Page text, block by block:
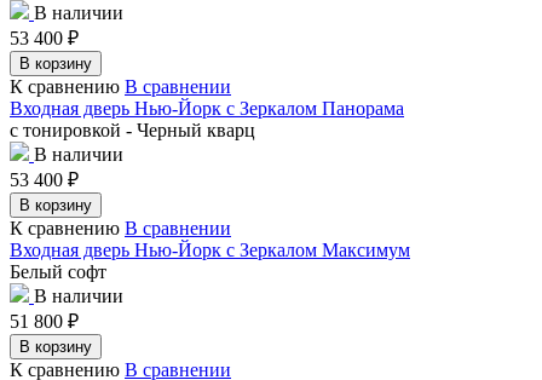
В наличии
53 400 ₽
В корзину
К сравнению В сравнении
Входная дверь Нью-Йорк с Зеркалом Панорама
с тонировкой - Черный кварц
В наличии
53 400 ₽
В корзину
К сравнению В сравнении
Входная дверь Нью-Йорк с Зеркалом Максимум
Белый софт
В наличии
51 800 ₽
В корзину
К сравнению В сравнении